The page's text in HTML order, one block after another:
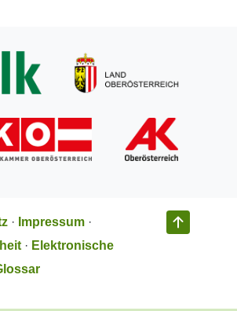
· Impressum ·
· Elektronische